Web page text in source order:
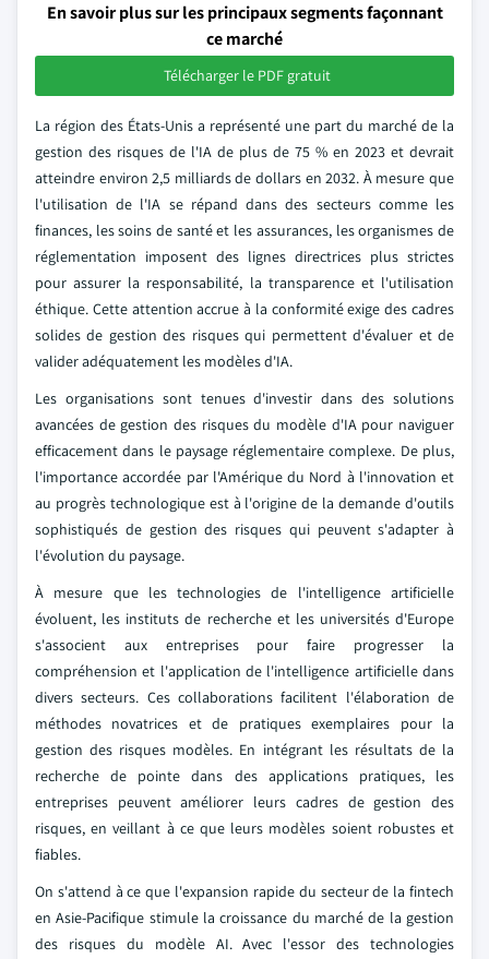
En savoir plus sur les principaux segments façonnant
ce marché
Télécharger le PDF gratuit
La région des États-Unis a représenté une part du marché de la
gestion des risques de l'IA de plus de 75 % en 2023 et devrait
atteindre environ 2,5 milliards de dollars en 2032. À mesure que
l'utilisation de l'IA se répand dans des secteurs comme les
finances, les soins de santé et les assurances, les organismes de
réglementation imposent des lignes directrices plus strictes
pour assurer la responsabilité, la transparence et l'utilisation
éthique. Cette attention accrue à la conformité exige des cadres
solides de gestion des risques qui permettent d'évaluer et de
valider adéquatement les modèles d'IA.
Les organisations sont tenues d'investir dans des solutions
avancées de gestion des risques du modèle d'IA pour naviguer
efficacement dans le paysage réglementaire complexe. De plus,
l'importance accordée par l'Amérique du Nord à l'innovation et
au progrès technologique est à l'origine de la demande d'outils
sophistiqués de gestion des risques qui peuvent s'adapter à
l'évolution du paysage.
À mesure que les technologies de l'intelligence artificielle
évoluent, les instituts de recherche et les universités d'Europe
s'associent aux entreprises pour faire progresser la
compréhension et l'application de l'intelligence artificielle dans
divers secteurs. Ces collaborations facilitent l'élaboration de
méthodes novatrices et de pratiques exemplaires pour la
gestion des risques modèles. En intégrant les résultats de la
recherche de pointe dans des applications pratiques, les
entreprises peuvent améliorer leurs cadres de gestion des
risques, en veillant à ce que leurs modèles soient robustes et
fiables.
On s'attend à ce que l'expansion rapide du secteur de la fintech
en Asie-Pacifique stimule la croissance du marché de la gestion
des risques du modèle AI. Avec l'essor des technologies